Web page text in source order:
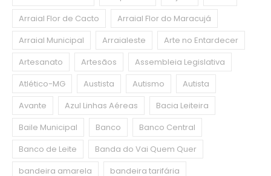
Arraial Flor de Cacto
Arraial Flor do Maracujá
Arraial Municipal
Arraialeste
Arte no Entardecer
Artesanato
Artesãos
Assembleia Legislativa
Atlético-MG
Austista Autismo
Autista
Avante
Azul Linhas Aéreas
Bacia Leiteira
Baile Municipal
Banco
Banco Central
Banco de Leite
Banda do Vai Quem Quer
bandeira amarela
bandeira tarifária